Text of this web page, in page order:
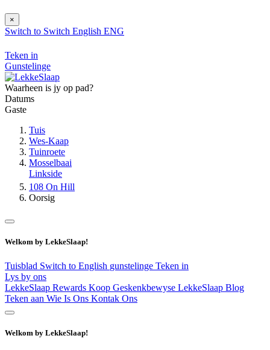
×
Switch to Switch English ENG
Teken in
Gunstelinge
Waarheen is jy op pad?
Datums
Gaste
Tuis
Wes-Kaap
Tuinroete
Mosselbaai
Linkside
108 On Hill
Oorsig
Welkom by LekkeSlaap!
Tuisblad Switch to English gunstelinge Teken in
Lys by ons
LekkeSlaap Rewards Koop Geskenkbewyse LekkeSlaap Blog
Teken aan Wie Is Ons Kontak Ons
Welkom by LekkeSlaap!